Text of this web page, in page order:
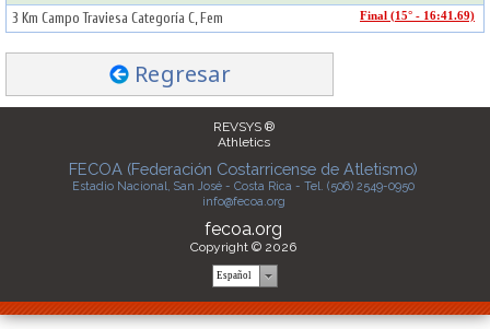
3 Km Campo Traviesa Categoría C, Fem Final (15° - 16:41.69)
Regresar
REVSYS ®
Athletics
FECOA (Federación Costarricense de Atletismo)
Estadio Nacional, San José - Costa Rica - Tel. (506) 2549-0950
info@fecoa.org
fecoa.org
Copyright © 2026